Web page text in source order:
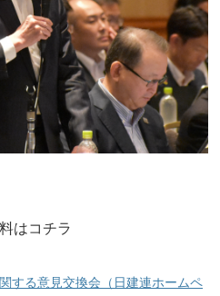
はコチラ
する意見交換会（日建連ホームペ